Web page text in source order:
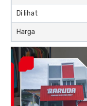
Di lihat
Harga